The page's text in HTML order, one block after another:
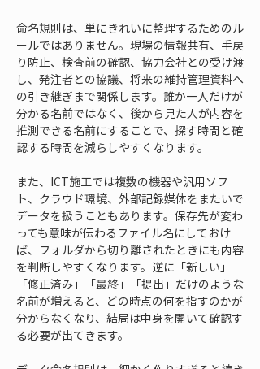
命名規則は、単にきれいに整理するためのル
ールではありません。現場の情報共有、手戻
り防止、検査前の確認、協力会社との受け渡
し、発注者との協議、将来の維持管理資料へ
の引き継ぎまで関係します。誰か一人だけが
分かる名前ではなく、後から見た人が内容を
推測できる名前にすることで、探す時間と確
認する時間を減らしやすくなります。
また、ICT施工では複数の機器や汎用ソフ
ト、クラウド環境、外部記録媒体をまたいで
データを扱うこともあります。保存先が変わ
っても意味が伝わるファイル名にしておけ
ば、フォルダから切り離されたときにも内容
を判断しやすくなります。逆に「新しい」
「修正済み」「最終」「提出」だけのような
名前が増えると、どの時点の何を指すのかが
分からなくなり、結局は中身を開いて確認す
る必要が出てきます。